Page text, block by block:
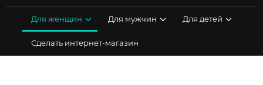
Для женщин Для мужчин Для детей
Сделать интернет-магазин